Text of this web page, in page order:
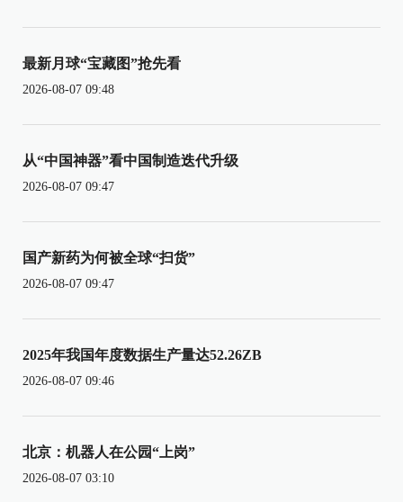
最新月球“宝藏图”抢先看
2026-08-07 09:48
从“中国神器”看中国制造迭代升级
2026-08-07 09:47
国产新药为何被全球“扫货”
2026-08-07 09:47
2025年我国年度数据生产量达52.26ZB
2026-08-07 09:46
北京：机器人在公园“上岗”
2026-08-07 03:10